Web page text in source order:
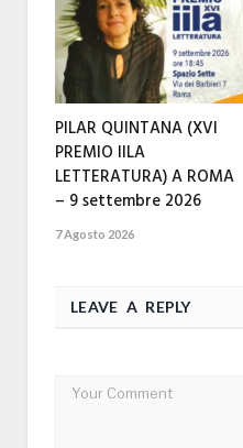
PILAR QUINTANA (XVI
PREMIO IILA
LETTERATURA) A ROMA
– 9 settembre 2026
7 Agosto 2026
LEAVE A REPLY